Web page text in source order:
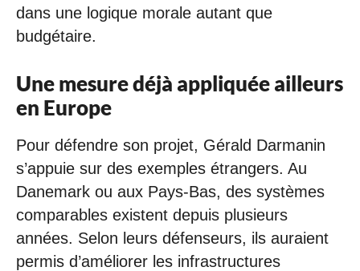
dans une logique morale autant que
budgétaire.
Une mesure déjà appliquée ailleurs
en Europe
Pour défendre son projet, Gérald Darmanin
s’appuie sur des exemples étrangers. Au
Danemark ou aux Pays-Bas, des systèmes
comparables existent depuis plusieurs
années. Selon leurs défenseurs, ils auraient
permis d’améliorer les infrastructures